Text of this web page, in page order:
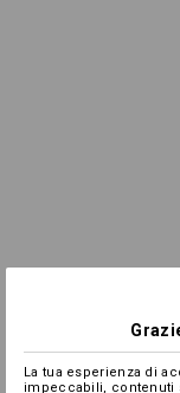
La tua esperienza di
impeccabili, contenuti